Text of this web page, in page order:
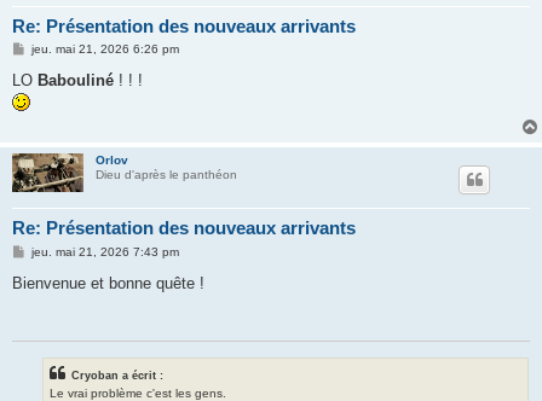
Re: Présentation des nouveaux arrivants
M
s
s
a
jeu. mai 21, 2026 6:26 pm
LO Babouliné ! ! !
Orlov
Dieu d'après le panthéon
Re: Présentation des nouveaux arrivants
M
s
jeu. mai 21, 2026 7:43 pm
Bienvenue et bonne quête !
Cryoban a écrit :
Le vrai problème c'est les gens.